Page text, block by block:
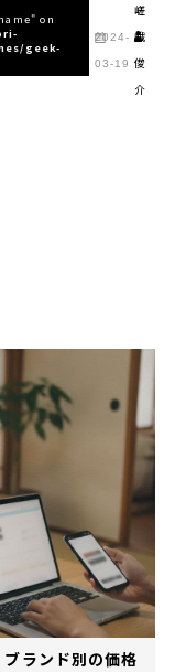
on
geek-
2024-
03-19
嵯
峨
俊
介
ランド別の価格